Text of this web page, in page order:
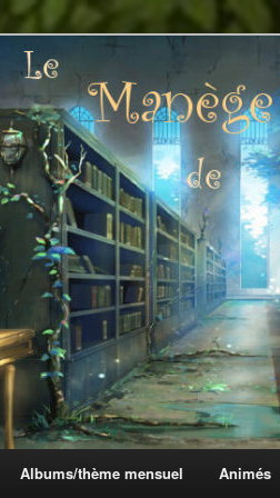
Psylook
Albums/thème mensuel Animés